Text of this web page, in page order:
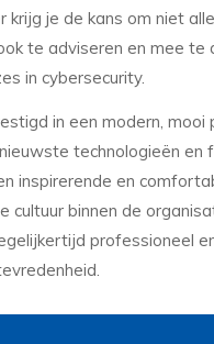
krijg je de kans om niet
te adviseren en mee te
in cybersecurity.
in een modern, mooi
technologieën en
inspirerende en
cultuur binnen de
professioneel